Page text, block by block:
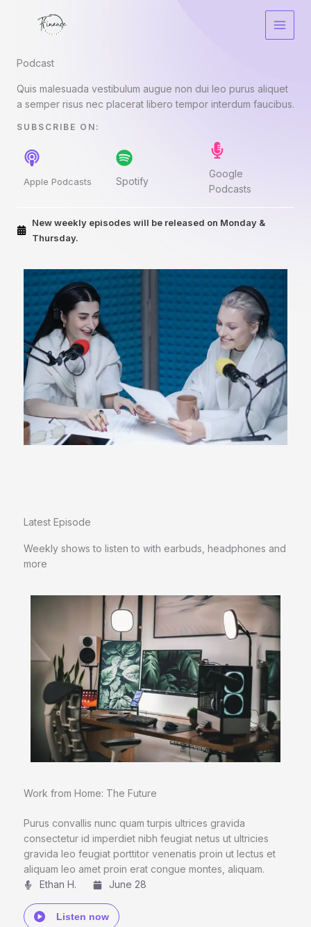
Podcast​
Quis malesuada vestibulum augue non dui leo purus aliquet
a semper risus nec placerat libero tempor interdum faucibus.
SUBSCRIBE ON:​
Apple Podcasts Spotify
Google
Podcasts
New weekly episodes will be released on Monday &
Thursday.
Latest Episode​
Weekly shows to listen to with earbuds, headphones and
more
Work from Home: The Future
Purus convallis nunc quam turpis ultrices gravida
consectetur id imperdiet nibh feugiat netus ut ultricies
gravida leo feugiat porttitor venenatis proin ut lectus et
aliquam leo amet proin erat congue montes, aliquam.
Ethan H.
June 28
Listen now